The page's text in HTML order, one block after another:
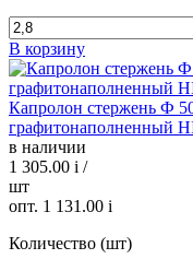
В корзину
Капролон стержень Ф
графитонаполненный
в наличии
1 305.00 i /
шт
опт. 1 131.00 i
Количество (шт)